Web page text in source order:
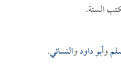
الستة.
وأبو داودوالنسائي.